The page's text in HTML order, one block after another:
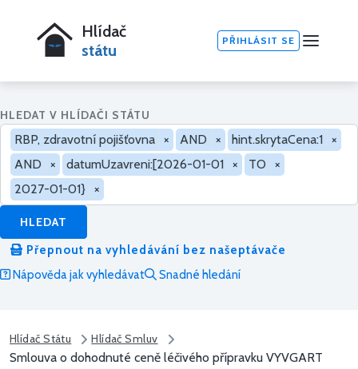
Hlídač
státu
PŘIHLÁSIT SE
HLEDAT V HLÍDAČI STÁTU
RBP, zdravotní pojišťovna × AND × hint.skrytaCena:1 ×
AND
× datumUzavreni:[2026-01-01 × TO
×
2027-01-01} ×
HLEDAT
Přepnout na vyhledávání bez našeptávače
Nápověda jak vyhledávat
Snadné hledání
Hlídač Státu Hlídač Smluv
Smlouva o dohodnuté ceně léčivého přípravku VYVGART